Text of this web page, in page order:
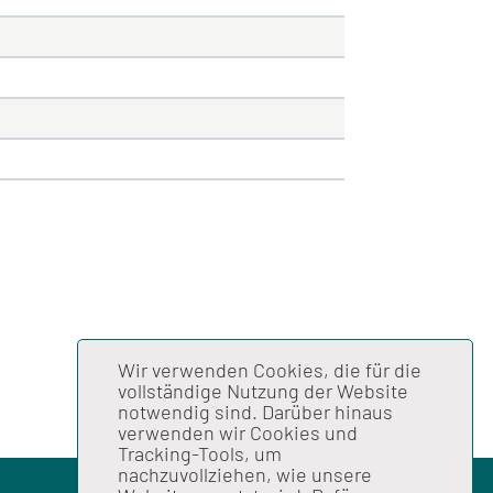
Wir verwenden Cookies, die für die
vollständige Nutzung der Website
notwendig sind. Darüber hinaus
verwenden wir Cookies und
Tracking-Tools, um
nachzuvollziehen, wie unsere